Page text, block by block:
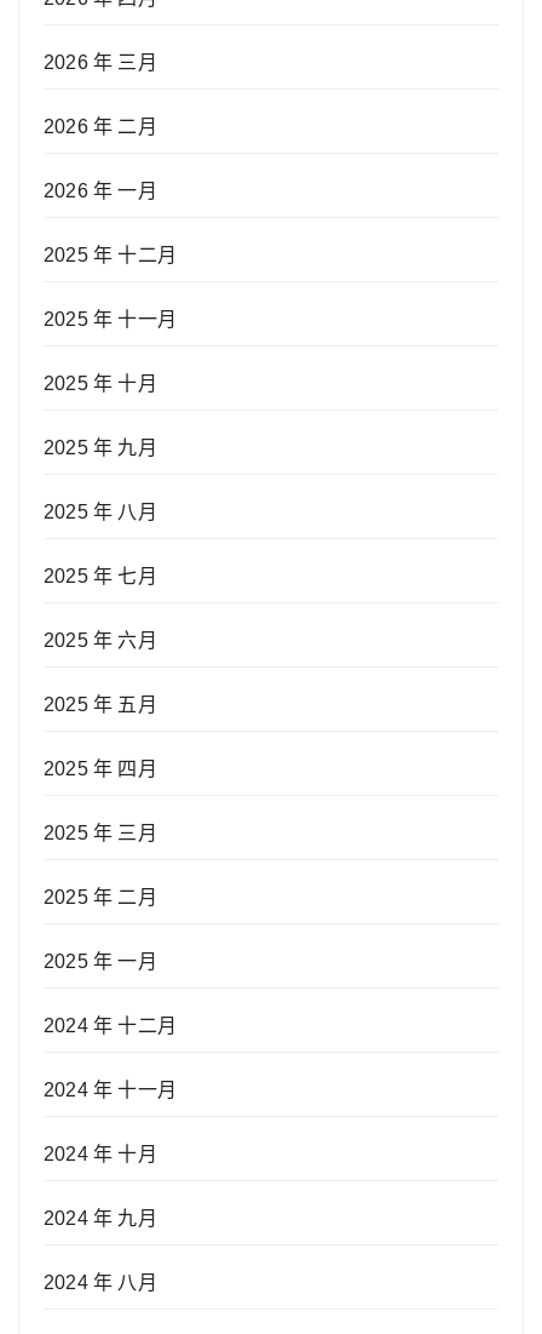
2026 年 三月
2026 年 二月
2026 年 一月
2025 年 十二月
2025 年 十一月
2025 年 十月
2025 年 九月
2025 年 八月
2025 年 七月
2025 年 六月
2025 年 五月
2025 年 四月
2025 年 三月
2025 年 二月
2025 年 一月
2024 年 十二月
2024 年 十一月
2024 年 十月
2024 年 九月
2024 年 八月